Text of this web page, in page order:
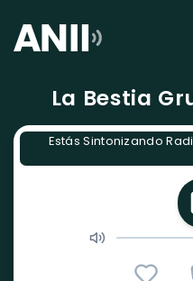
La Bestia
Estás Sintonizando